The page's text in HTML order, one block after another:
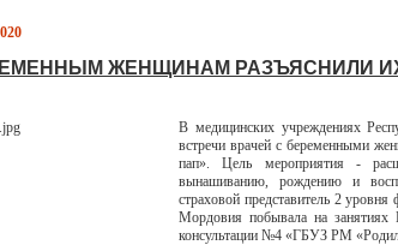
ЖЕНЩИНАМ РАЗЪЯСНИЛИ
В медицинских учреждениях
встречи врачей с беременными
пап». Цель мероприятия -
вынашиванию, рождению и
страховой представитель 2
Мордовия побывала на
консультации №4 «ГБУЗ РМ